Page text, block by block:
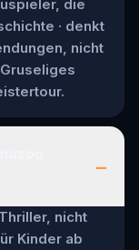
die
· denkt
nicht
–
nicht
Kinder ab